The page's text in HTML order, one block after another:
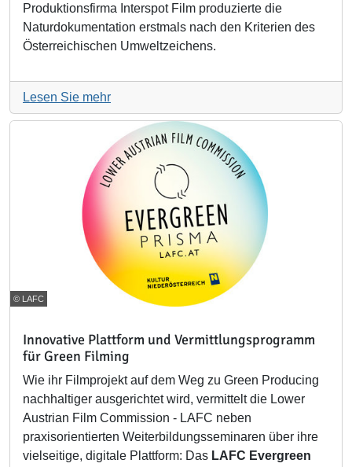
Produktionsfirma Interspot Film produzierte die
Naturdokumentation erstmals nach den Kriterien des
Österreichischen Umweltzeichens.
Lesen Sie mehr
© LAFC
Innovative Plattform und Vermittlungsprogramm
für Green Filming
Wie ihr Filmprojekt auf dem Weg zu Green Producing
nachhaltiger ausgerichtet wird, vermittelt die Lower
Austrian Film Commission - LAFC neben
praxisorientierten Weiterbildungsseminaren über ihre
vielseitige, digitale Plattform: Das LAFC Evergreen